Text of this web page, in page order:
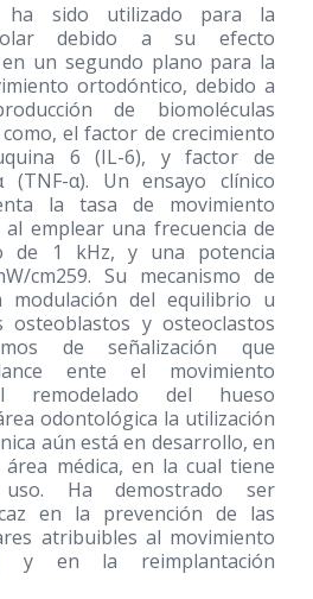
ha sido utilizado para la
debido a su efecto
un segundo plano para la
ortodóntico, debido a
de biomoléculas
el factor de crecimiento
6 (IL-6), y factor de
(TNF-α). Un ensayo clínico
la tasa de movimiento
emplear una frecuencia de
de 1 kHz, y una potencia
cm259. Su mecanismo de
modulación del equilibrio u
osteoblastos y osteoclastos
de señalización que
ente el movimiento
remodelado del hueso
odontológica la utilización
aún está en desarrollo, en
médica, en la cual tiene
Ha demostrado ser
en la prevención de las
atribuibles al movimiento
y en la reimplantación